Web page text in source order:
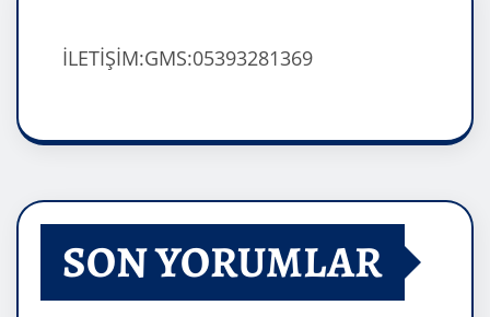
İLETİŞİM:GMS:05393281369
SON YORUMLAR